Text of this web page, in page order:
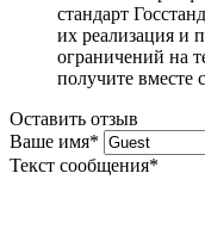
стандарт
их реализация и
ограничений на
получите вместе
Оставить отзыв
Ваше имя*
Текст сообщения*